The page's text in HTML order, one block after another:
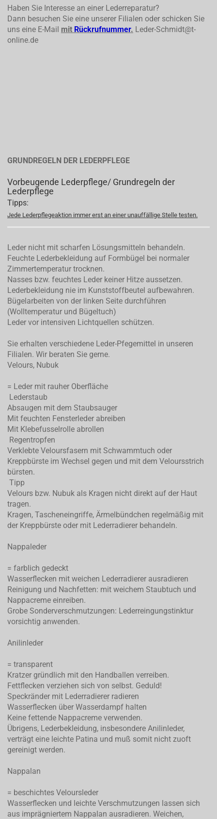
Haben Sie Interesse an einer Lederreparatur?
Dann besuchen Sie eine unserer Filialen oder schicken Sie
uns eine E-Mail mit Rückrufnummer. Leder-Schmidt@t-
online.de
GRUNDREGELN DER LEDERPFLEGE
Vorbeugende Lederpflege/ Grundregeln der
Lederpflege
Tipps:
Jede Lederpflegeaktion immer erst an einer unauffällige Stelle testen.
Leder nicht mit scharfen Lösungsmitteln behandeln.
Feuchte Lederbekleidung auf Formbügel bei normaler
Zimmertemperatur trocknen.
Nasses bzw. feuchtes Leder keiner Hitze aussetzen.
Lederbekleidung nie im Kunststoffbeutel aufbewahren.
Bügelarbeiten von der linken Seite durchführen
(Wolltemperatur und Bügeltuch)
Leder vor intensiven Lichtquellen schützen.
Sie erhalten verschiedene Leder-Pfegemittel in unseren
Filialen. Wir beraten Sie gerne.
Velours, Nubuk
= Leder mit rauher Oberfläche
Lederstaub
Absaugen mit dem Staubsauger
Mit feuchten Fensterleder abreiben
Mit Klebefusselrolle abrollen
Regentropfen
Verklebte Veloursfasern mit Schwammtuch oder
Kreppbürste im Wechsel gegen und mit dem Veloursstrich
bürsten.
Tipp
Velours bzw. Nubuk als Kragen nicht direkt auf der Haut
tragen.
Kragen, Tascheneingriffe, Ärmelbündchen regelmäßig mit
der Kreppbürste oder mit Lederradierer behandeln.
Nappaleder
= farblich gedeckt
Wasserflecken mit weichen Lederradierer ausradieren
Reinigung und Nachfetten: mit weichem Staubtuch und
Nappacreme einreiben.
Grobe Sonderverschmutzungen: Lederreingungstinktur
vorsichtig anwenden.
Anilinleder
= transparent
Kratzer gründlich mit den Handballen verreiben.
Fettflecken verziehen sich von selbst. Geduld!
Speckränder mit Lederradierer radieren
Wasserflecken über Wasserdampf halten
Keine fettende Nappacreme verwenden.
Übrigens, Lederbekleidung, insbesondere Anilinleder,
verträgt eine leichte Patina und muß somit nicht zuoft
gereinigt werden.
Nappalan
= beschichtes Veloursleder
Wasserflecken und leichte Verschmutzungen lassen sich
aus imprägniertem Nappalan ausradieren. Weichen,